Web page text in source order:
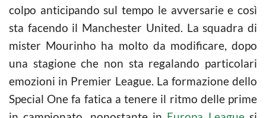
colpo anticipando sul tempo le avversarie e così
sta facendo il Manchester United. La squadra di
mister Mourinho ha molto da modificare, dopo
una stagione che non sta regalando particolari
emozioni in Premier League. La formazione dello
Special One fa fatica a tenere il ritmo delle prime